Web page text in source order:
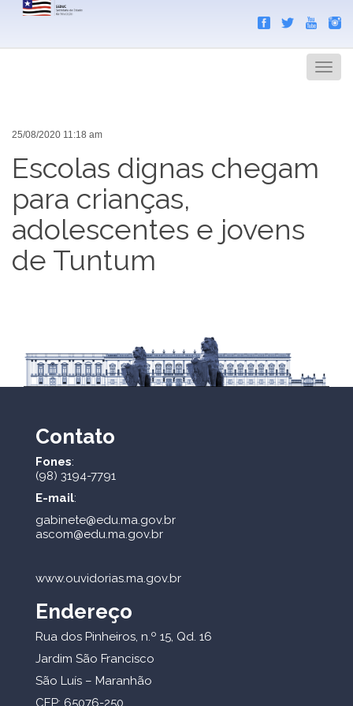
Menu
25/08/2020 11:18 am
Escolas dignas chegam
para crianças,
adolescentes e jovens
de Tuntum
Contato
Fones:
(98) 3194-7791
E-mail:
gabinete@edu.ma.gov.br
ascom@edu.ma.gov.br
www.ouvidorias.ma.gov.br
Endereço
Rua dos Pinheiros, n.º 15, Qd. 16
Jardim São Francisco
São Luís – Maranhão
CEP: 65076-250